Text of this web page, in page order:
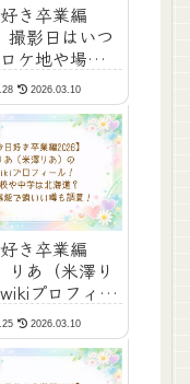
好き卒業編
影日はいつ
ケ地や場所も
！2026.03.10
好き卒業編
あ（米澤り
プロフィー
や中学は北海
堪能で頭いい
！
2026.03.10